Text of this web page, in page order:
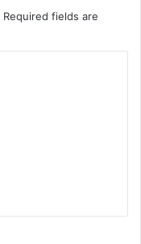
Required fields are